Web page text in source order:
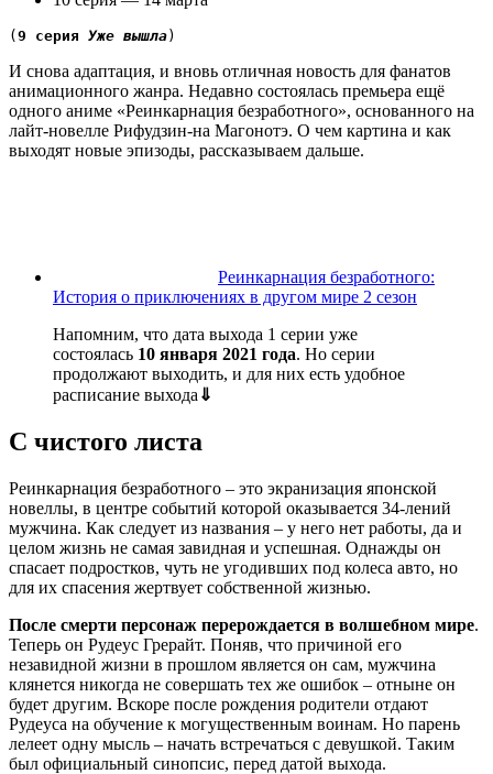
( 9 серия Уже вышла)
И снова адаптация, и вновь отличная новость для фанатов
анимационного жанра. Недавно состоялась премьера ещё
одного аниме «Реинкарнация безработного», основанного на
лайт-новелле Рифудзин-на Магонотэ. О чем картина и как
выходят новые эпизоды, рассказываем дальше.
Реинкарнация безработного:
История о приключениях в другом мире 2 сезон
Напомним, что дата выхода 1 серии уже
состоялась 10 января 2021 года. Но серии
продолжают выходить, и для них есть удобное
расписание выхода ⇓
С чистого листа
Реинкарнация безработного – это экранизация японской
новеллы, в центре событий которой оказывается 34-лений
мужчина. Как следует из названия – у него нет работы, да и
целом жизнь не самая завидная и успешная. Однажды он
спасает подростков, чуть не угодивших под колеса авто, но
для их спасения жертвует собственной жизнью.
После смерти персонаж перерождается в волшебном мире.
Теперь он Рудеус Грерайт. Поняв, что причиной его
незавидной жизни в прошлом является он сам, мужчина
клянется никогда не совершать тех же ошибок – отныне он
будет другим. Вскоре после рождения родители отдают
Рудеуса на обучение к могущественным воинам. Но парень
лелеет одну мысль – начать встречаться с девушкой. Таким
был официальный синопсис, перед датой выхода.